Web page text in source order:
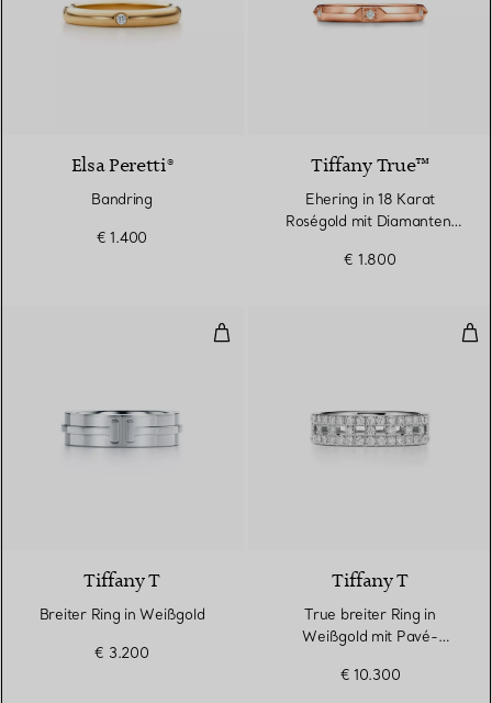
Elsa Peretti®
Bandring
€ 1.400
Tiffany True™
Ehering in 18 Karat
Roségold mit Diamanten,
€ 1.800
Breiter Ring in Weißgold
Tiffany T
Breiter Ring in Weißgold
€ 3.200
Tiffany T
True breiter Ring in
Weißgold mit Pavé-
€ 10.300